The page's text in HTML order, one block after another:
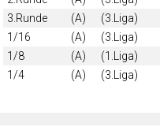
3.Runde
(A) (3.Liga)
1/16
(A) (3.Liga)
1/8
(A) (1.Liga)
1/4
(A) (3.Liga)